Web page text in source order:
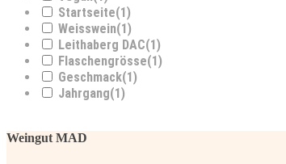
Startseite(1)
Weisswein(1)
Leithaberg DAC(1)
Flaschengrösse(1)
Geschmack(1)
Jahrgang(1)
Weingut MAD